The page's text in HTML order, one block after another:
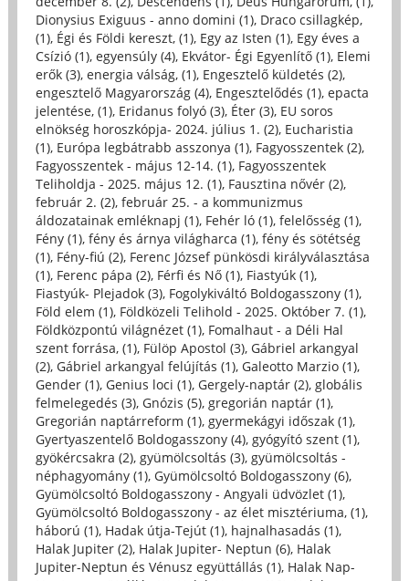
Dionysius Exiguus - anno domini (1), Draco csillagkép,
(1), Égi és Földi kereszt, (1), Egy az Isten (1), Egy éves a
Csízió (1), egyensúly (4), Ekvátor- Égi Egyenlítő (1), Elemi
erők (3), energia válság, (1), Engesztelő küldetés (2),
engesztelő Magyarország (4), Engesztelődés (1), epacta
jelentése, (1), Eridanus folyó (3), Éter (3), EU soros
elnökség horoszkópja- 2024. július 1. (2), Eucharistia
(1), Európa legbátrabb asszonya (1), Fagyosszentek (2),
Fagyosszentek - május 12-14. (1), Fagyosszentek
Teliholdja - 2025. május 12. (1), Fausztina nővér (2),
február 2. (2), február 25. - a kommunizmus
áldozatainak emléknapj (1), Fehér ló (1), felelősség (1),
Fény (1), fény és árnya világharca (1), fény és sötétség
(1), Fény-fiú (2), Ferenc József pünkösdi királyválasztása
(1), Ferenc pápa (2), Férfi és Nő (1), Fiastyúk (1),
Fiastyúk- Plejadok (3), Fogolykiváltó Boldogasszony (1),
Föld elem (1), Földközeli Telihold - 2025. Október 7. (1),
Földközpontú világnézet (1), Fomalhaut - a Déli Hal
szent forrása, (1), Fülöp Apostol (3), Gábriel arkangyal
(2), Gábriel arkangyal felújítás (1), Galeotto Marzio (1),
Gender (1), Genius loci (1), Gergely-naptár (2), globális
felmelegedés (3), Gnózis (5), gregorián naptár (1),
Gregorián naptárreform (1), gyermekágyi időszak (1),
Gyertyaszentelő Boldogasszony (4), gyógyító szent (1),
gyökércsakra (2), gyümölcsoltás (3), gyümölcsoltás -
néphagyomány (1), Gyümölcsoltó Boldogasszony (6),
Gyümölcsoltó Boldogasszony - Angyali üdvözlet (1),
Gyümölcsoltó Boldogasszony - az élet misztériuma, (1),
háború (1), Hadak útja-Tejút (1), hajnalhasadás (1),
Halak Jupiter (2), Halak Jupiter- Neptun (6), Halak
Jupiter-Neptun és Vénusz együttállás (1), Halak Nap-